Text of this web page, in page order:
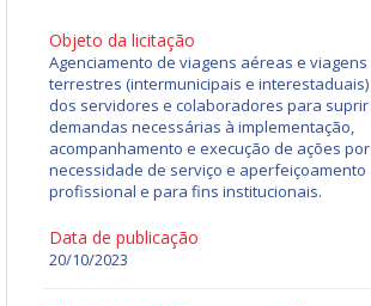
Objeto da licitação
Agenciamento de viagens aéreas e viagens
terrestres (intermunicipais e interestaduais)
dos servidores e colaboradores para suprir
demandas necessárias à implementação,
acompanhamento e execução de ações por
necessidade de serviço e aperfeiçoamento
profissional e para fins institucionais.
Data de publicação
20/10/2023